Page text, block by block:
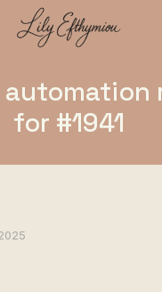
automation
for #1941